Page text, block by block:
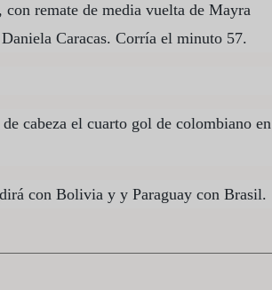
remate de media vuelta de Mayra
Caracas. Corría el minuto 57.
cabeza el cuarto gol de colombiano en
con Bolivia y y Paraguay con Brasil.